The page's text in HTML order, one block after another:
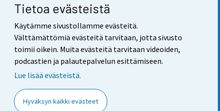
Tietoa evästeistä
Käytämme sivustollamme evästeitä.
Välttämättömiä evästeitä tarvitaan, jotta sivusto
toimii oikein. Muita evästeitä tarvitaan videoiden,
podcastien ja palautepalvelun esittämiseen.
Lue lisää evästeistä.
Hyväksyn kaikki evästeet
Yhteystiedot
Palaute
Käyttöehdot
Saavutettavuus